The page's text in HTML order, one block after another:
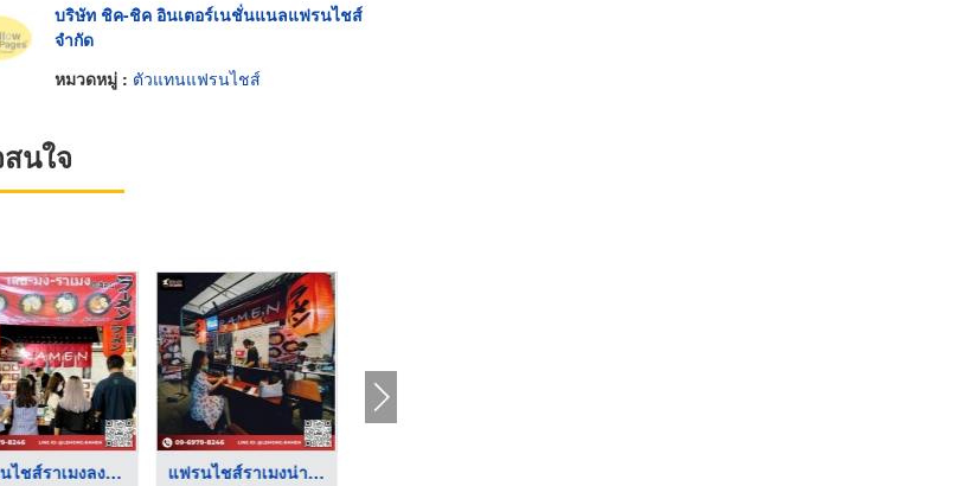
บริษัท ชิค-ชิค อินเตอร์เนชั่นแนลแฟรนไชส์
จำกัด
หมวดหมู่ : ตัวแทนแฟรนไชส์
นใจ
แฟรนไชส์ราเมงลงทุนน้ ...